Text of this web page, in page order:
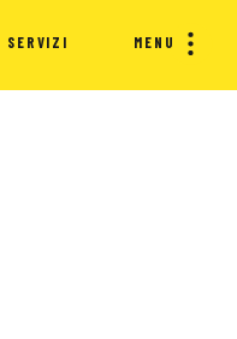
SERVIZI MENU